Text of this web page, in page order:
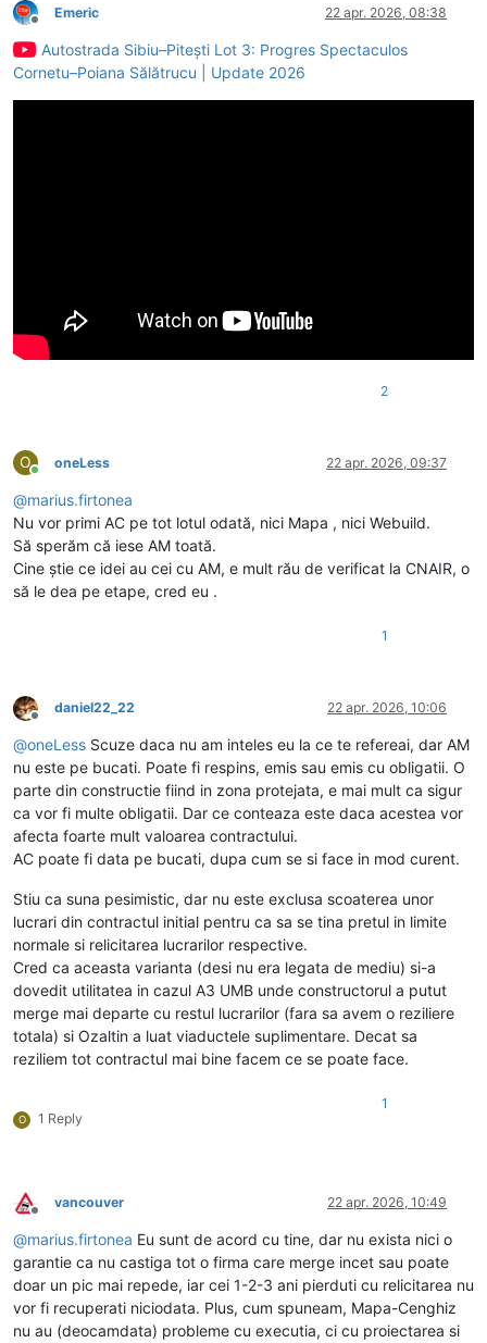
Deconectat
Emeric 22 apr. 2026, 08:38
Autostrada Sibiu–Pitești Lot 3: Progres Spectaculos
Cornetu–Poiana Sălătrucu | Update 2026
2
O
Conectat
oneLess 22 apr. 2026, 09:37
@marius.firtonea
Nu vor primi AC pe tot lotul odată, nici Mapa , nici Webuild.
Să sperăm că iese AM toată.
Cine știe ce idei au cei cu AM, e mult rău de verificat la CNAIR, o
să le dea pe etape, cred eu .
1
Deconectat
daniel22_22 22 apr. 2026, 10:06
@oneLess Scuze daca nu am inteles eu la ce te refereai, dar AM
nu este pe bucati. Poate fi respins, emis sau emis cu obligatii. O
parte din constructie fiind in zona protejata, e mai mult ca sigur
ca vor fi multe obligatii. Dar ce conteaza este daca acestea vor
afecta foarte mult valoarea contractului.
AC poate fi data pe bucati, dupa cum se si face in mod curent.
Stiu ca suna pesimistic, dar nu este exclusa scoaterea unor
lucrari din contractul initial pentru ca sa se tina pretul in limite
normale si relicitarea lucrarilor respective.
Cred ca aceasta varianta (desi nu era legata de mediu) si-a
dovedit utilitatea in cazul A3 UMB unde constructorul a putut
merge mai departe cu restul lucrarilor (fara sa avem o reziliere
totala) si Ozaltin a luat viaductele suplimentare. Decat sa
reziliem tot contractul mai bine facem ce se poate face.
O 1 Reply
1
Deconectat
vancouver 22 apr. 2026, 10:49
@marius.firtonea Eu sunt de acord cu tine, dar nu exista nici o
garantie ca nu castiga tot o firma care merge incet sau poate
doar un pic mai repede, iar cei 1-2-3 ani pierduti cu relicitarea nu
vor fi recuperati niciodata. Plus, cum spuneam, Mapa-Cenghiz
nu au (deocamdata) probleme cu executia, ci cu proiectarea si